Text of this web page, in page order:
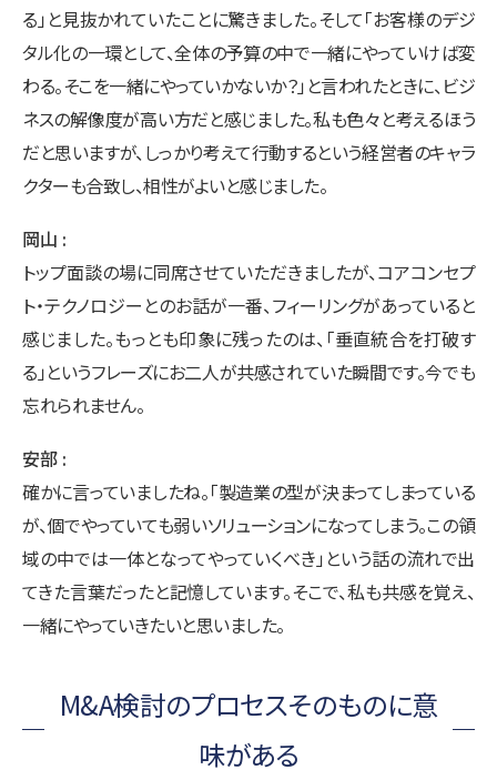
る」と見抜かれていたことに驚きました。そして「お客様のデジ
タル化の一環として、全体の予算の中で一緒にやっていけば変
わる。そこを一緒にやっていかないか？」と言われたときに、ビジ
ネスの解像度が高い方だと感じました。私も色々と考えるほう
だと思いますが、しっかり考えて行動するという経営者のキャラ
クターも合致し、相性がよいと感じました。
岡山
トップ面談の場に同席させていただきましたが、コアコンセプ
ト・テクノロジーとのお話が一番、フィーリングがあっていると
感じました。もっとも印象に残ったのは、「垂直統合を打破す
る」というフレーズにお二人が共感されていた瞬間です。今でも
忘れられません。
安部
確かに言っていましたね。「製造業の型が決まってしまっている
が、個でやっていても弱いソリューションになってしまう。この領
域の中では一体となってやっていくべき」という話の流れで出
てきた言葉だったと記憶しています。そこで、私も共感を覚え、
一緒にやっていきたいと思いました。
M&A検討のプロセスそのものに意
味がある